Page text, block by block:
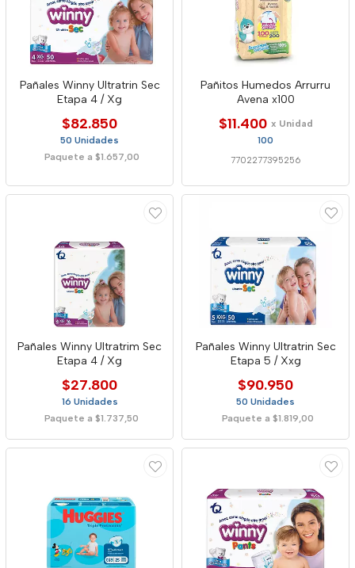
Pañales Winny Ultratrin Sec
Etapa 4 / Xg
$82.850
50 Unidades
Paquete a $1.657,00
Pañitos Humedos Arrurru
Avena x100
$11.400 x Unidad
100
7702277395256
Pañales Winny Ultratrim Sec
Etapa 4 / Xg
$27.800
16 Unidades
Paquete a $1.737,50
Pañales Winny Ultratrin Sec
Etapa 5 / Xxg
$90.950
50 Unidades
Paquete a $1.819,00